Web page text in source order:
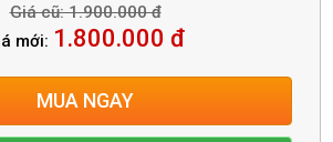
Giá cũ: 1.900.000 đ
mới: 1.800.000 đ
MUA NGAY